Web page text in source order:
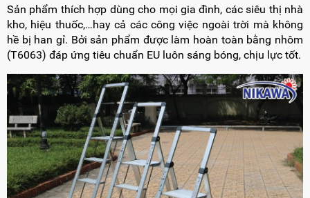
Sản phẩm thích hợp dùng cho mọi gia đình, các siêu thị nhà
kho, hiệu thuốc,…hay cả các công việc ngoài trời mà không
hề bị han gỉ. Bởi sản phẩm được làm hoàn toàn bằng nhôm
(T6063) đáp ứng tiêu chuẩn EU luôn sáng bóng, chịu lực tốt.